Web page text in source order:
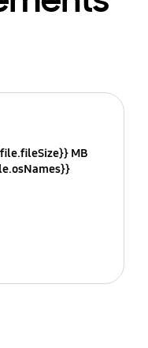
MB